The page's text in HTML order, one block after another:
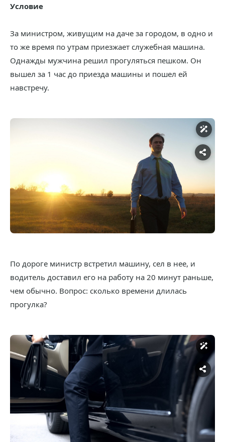
Условие
За министром, живущим на даче за городом, в одно и
то же время по утрам приезжает служебная машина.
Однажды мужчина решил прогуляться пешком. Он
вышел за 1 час до приезда машины и пошел ей
навстречу.
По дороге министр встретил машину, сел в нее, и
водитель доставил его на работу на 20 минут раньше,
чем обычно. Вопрос: сколько времени длилась
прогулка?